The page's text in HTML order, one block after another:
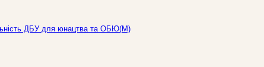
ДБУ для юнацтва та ОБЮ(М)